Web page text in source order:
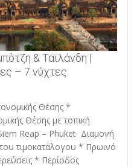
& Ταϊλάνδη |
– 7 νύχτες
Θέσης *
Θέσης με τοπική
Reap – Phuket Διαμονή
τιμοκατάλογου * Πρωινό
* Περίοδος